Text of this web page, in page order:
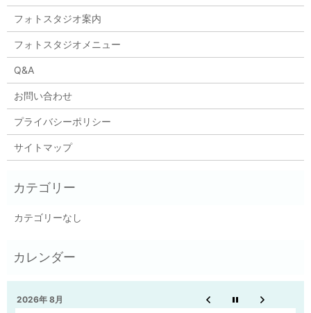
フォトスタジオ案内
フォトスタジオメニュー
Q&A
お問い合わせ
プライバシーポリシー
サイトマップ
カテゴリーなし
2026年 8月